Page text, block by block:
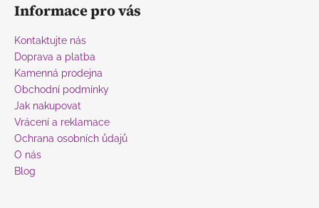
Informace pro vás
Kontaktujte nás
Doprava a platba
Kamenná prodejna
Obchodní podmínky
Jak nakupovat
Vrácení a reklamace
Ochrana osobních ůdajů
O nás
Blog